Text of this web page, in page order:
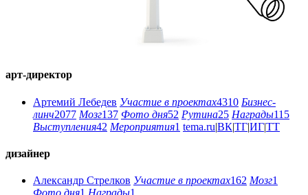
арт-директор
Артемий Лебедев Участие в проектах4310 Бизнес-
линч2077 Мозг137 Фото дня52 Рутина25 Награды115
Выступления42 Мероприятия1 tema.ru|ВК|ТГ|ИГ|ТТ
дизайнер
Александр Стрелков Участие в проектах162 Мозг1